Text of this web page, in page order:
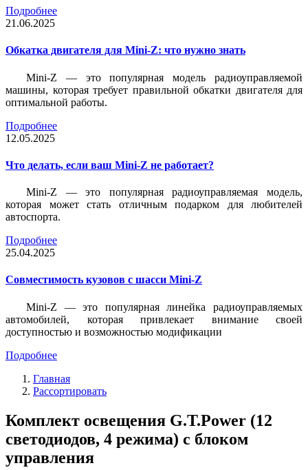
Подробнее
21.06.2025
Обкатка двигателя для Mini-Z: что нужно знать
Mini-Z — это популярная модель радиоуправляемой
машины, которая требует правильной обкатки двигателя для
оптимальной работы.
Подробнее
12.05.2025
Что делать, если ваш Mini-Z не работает?
Mini-Z — это популярная радиоуправляемая модель,
которая может стать отличным подарком для любителей
автоспорта.
Подробнее
25.04.2025
Совместимость кузовов с шасси Mini-Z
Mini-Z — это популярная линейка радиоуправляемых
автомобилей, которая привлекает внимание своей
доступностью и возможностью модификации
Подробнее
Главная
Рассортировать
Комплект освещения G.T.Power (12
светодиодов, 4 режима) с блоком
управления